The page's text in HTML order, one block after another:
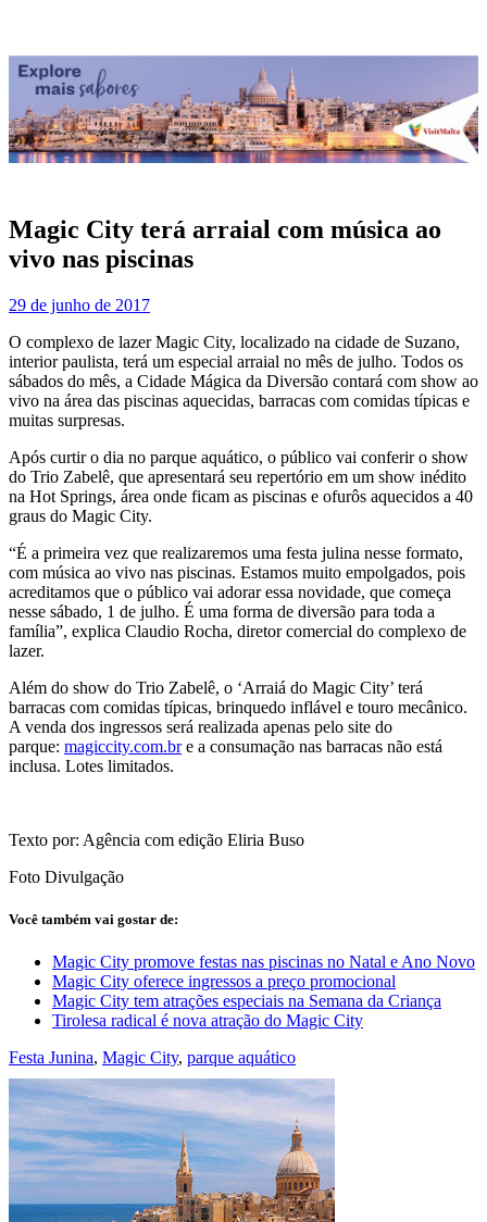
Magic City terá arraial com música ao
vivo nas piscinas
29 de junho de 2017
O complexo de lazer Magic City, localizado na cidade de Suzano,
interior paulista, terá um especial arraial no mês de julho. Todos os
sábados do mês, a Cidade Mágica da Diversão contará com show ao
vivo na área das piscinas aquecidas, barracas com comidas típicas e
muitas surpresas.
Após curtir o dia no parque aquático, o público vai conferir o show
do Trio Zabelê, que apresentará seu repertório em um show inédito
na Hot Springs, área onde ficam as piscinas e ofurôs aquecidos a 40
graus do Magic City.
“É a primeira vez que realizaremos uma festa julina nesse formato,
com música ao vivo nas piscinas. Estamos muito empolgados, pois
acreditamos que o público vai adorar essa novidade, que começa
nesse sábado, 1 de julho. É uma forma de diversão para toda a
família”, explica Claudio Rocha, diretor comercial do complexo de
lazer.
Além do show do Trio Zabelê, o ‘Arraiá do Magic City’ terá
barracas com comidas típicas, brinquedo inflável e touro mecânico.
A venda dos ingressos será realizada apenas pelo site do
parque: magiccity.com.bre a consumação nas barracas não está
inclusa. Lotes limitados.
Texto por: Agência com edição Eliria Buso
Foto Divulgação
Você também vai gostar de:
Magic City promove festas nas piscinas no Natal e Ano Novo
Magic City oferece ingressos a preço promocional
Magic City tem atrações especiais na Semana da Criança
Tirolesa radical é nova atração do Magic City
Festa Junina, Magic City, parque aquático